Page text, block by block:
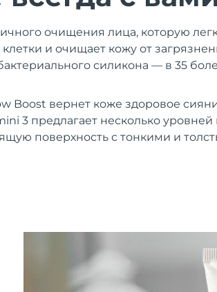
очищения лица, которую
и очищает кожу от
силикона — в 35
Boost вернет коже здоровое
3 предлагает несколько
поверхность с тонкими и